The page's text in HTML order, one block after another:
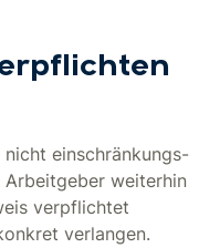
einschränkungs-
Arbeitgeber weiterhin
verpflichtet
verlangen.